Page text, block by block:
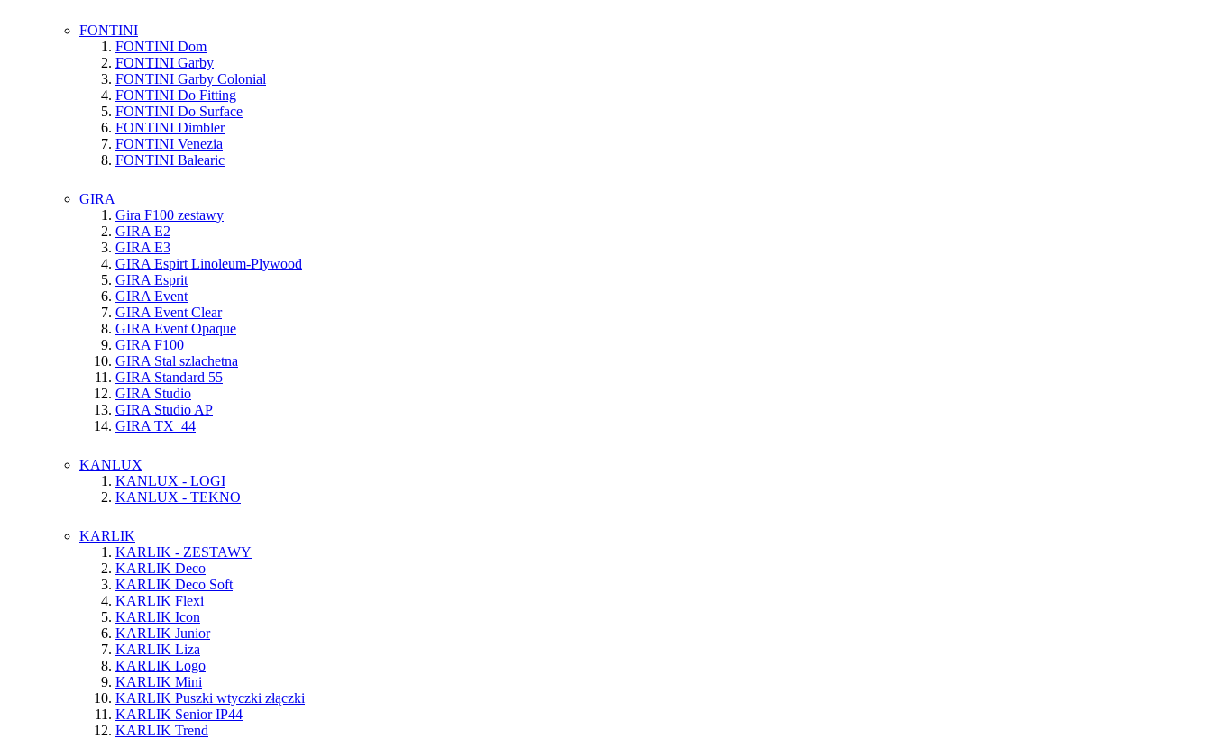
FONTINI
FONTINI Dom
FONTINI Garby
FONTINI Garby Colonial
FONTINI Do Fitting
FONTINI Do Surface
FONTINI Dimbler
FONTINI Venezia
FONTINI Balearic
GIRA
Gira F100 zestawy
GIRA E2
GIRA E3
GIRA Espirt Linoleum-Plywood
GIRA Esprit
GIRA Event
GIRA Event Clear
GIRA Event Opaque
GIRA F100
GIRA Stal szlachetna
GIRA Standard 55
GIRA Studio
GIRA Studio AP
GIRA TX_44
KANLUX
KANLUX - LOGI
KANLUX - TEKNO
KARLIK
KARLIK - ZESTAWY
KARLIK Deco
KARLIK Deco Soft
KARLIK Flexi
KARLIK Icon
KARLIK Junior
KARLIK Liza
KARLIK Logo
KARLIK Mini
KARLIK Puszki wtyczki złączki
KARLIK Senior IP44
KARLIK Trend